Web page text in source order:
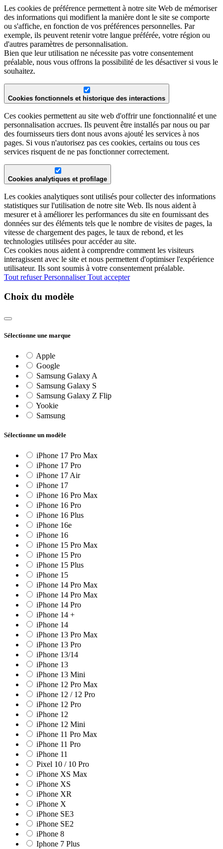
Les cookies de préférence permettent à notre site Web de mémoriser
des informations qui modifient la manière dont le site se comporte
ou s'affiche, en fonction de vos préférences personnelles. Par
exemple, ils peuvent retenir votre langue préférée, votre région ou
d'autres paramètres de personnalisation.
Bien que leur utilisation ne nécessite pas votre consentement
préalable, nous vous offrons la possibilité de les désactiver si vous le
souhaitez.
Cookies fonctionnels et historique des interactions
Ces cookies permettent au site web d'offrir une fonctionnalité et une
personnalisation accrues. Ils peuvent être installés par nous ou par
des fournisseurs tiers dont nous avons ajouté les services à nos
pages. Si vous n'autorisez pas ces cookies, certains ou tous ces
services risquent de ne pas fonctionner correctement.
Cookies analytiques et profilage
Les cookies analytiques sont utilisés pour collecter des informations
statistiques sur l'utilisation de notre site Web. Ils nous aident à
mesurer et à améliorer les performances du site en fournissant des
données sur des éléments tels que le nombre de visites de pages, la
vitesse de chargement des pages, le taux de rebond, et les
technologies utilisées pour accéder au site.
Ces cookies nous aident à comprendre comment les visiteurs
interagissent avec le site et nous permettent d'optimiser l'expérience
utilisateur. Ils sont soumis à votre consentement préalable.
Tout refuserPersonnaliserTout accepter
Choix du modèle
Sélectionne une marque
Apple
Google
Samsung Galaxy A
Samsung Galaxy S
Samsung Galaxy Z Flip
Yookie
Samsung
Sélectionne un modèle
iPhone 17 Pro Max
iPhone 17 Pro
iPhone 17 Air
iPhone 17
iPhone 16 Pro Max
iPhone 16 Pro
iPhone 16 Plus
iPhone 16e
iPhone 16
iPhone 15 Pro Max
iPhone 15 Pro
iPhone 15 Plus
iPhone 15
iPhone 14 Pro Max
iPhone 14 Pro Max
iPhone 14 Pro
iPhone 14 +
iPhone 14
iPhone 13 Pro Max
iPhone 13 Pro
iPhone 13/14
iPhone 13
iPhone 13 Mini
iPhone 12 Pro Max
iPhone 12 / 12 Pro
iPhone 12 Pro
iPhone 12
iPhone 12 Mini
iPhone 11 Pro Max
iPhone 11 Pro
iPhone 11
Pixel 10 / 10 Pro
iPhone XS Max
iPhone XS
iPhone XR
iPhone X
iPhone SE3
iPhone SE2
iPhone 8
Iphone 7 Plus